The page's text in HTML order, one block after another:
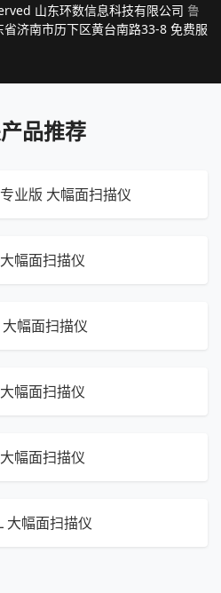
山东环数信息科技有限公司 鲁
省济南市历下区黄台南路33-8 免费服
品推荐
业版 大幅面扫描仪
幅面扫描仪
幅面扫描仪
幅面扫描仪
幅面扫描仪
大幅面扫描仪